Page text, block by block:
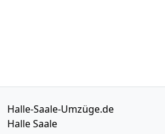
Halle-Saale-Umzüge.de
Halle Saale